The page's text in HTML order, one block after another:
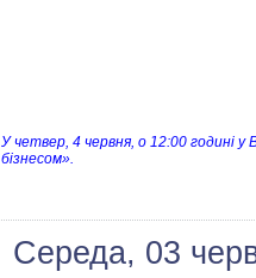
У четвер, 4 червня, о 12:00 годині
бізнесом».
Середа, 03